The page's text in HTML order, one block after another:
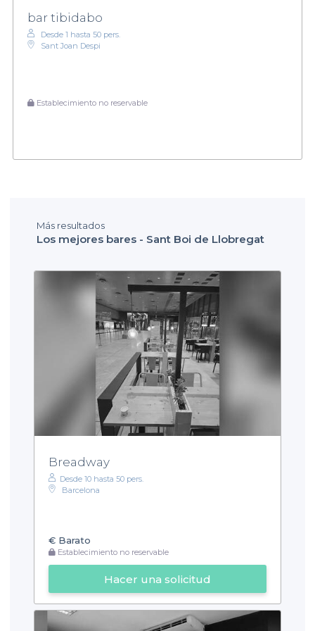
bar tibidabo
Desde 1 hasta 50 pers.
Sant Joan Despi
Establecimiento no reservable
Más resultados
Los mejores bares - Sant Boi de Llobregat
Breadway
Desde 10 hasta 50 pers.
Barcelona
€ Barato
Establecimiento no reservable
Hacer una solicitud